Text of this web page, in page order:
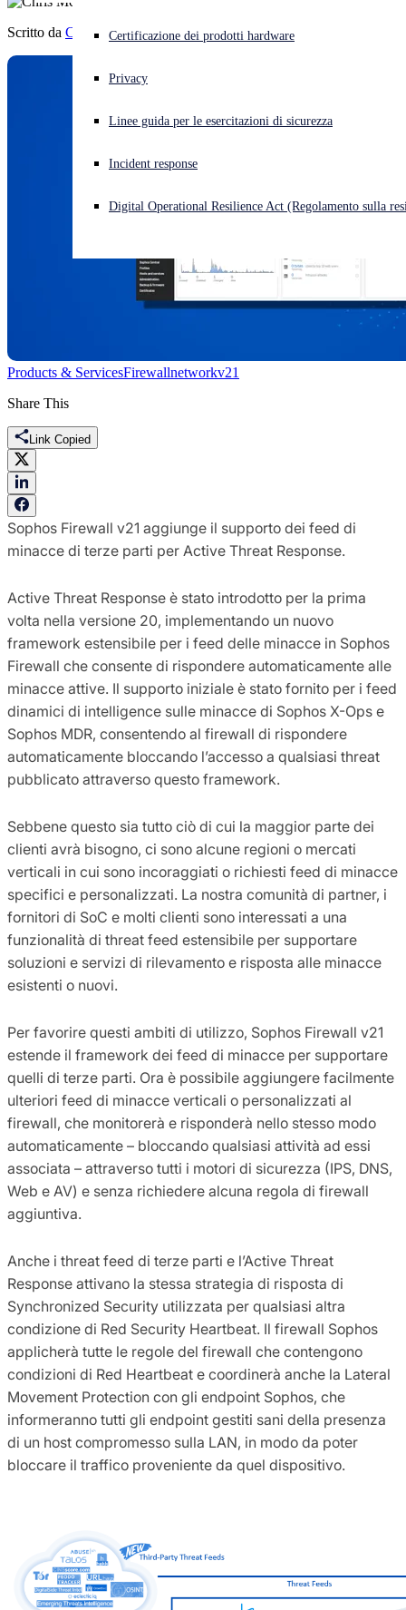
Cyberattacco in corso? Ottieni assistenza immediata
Open language switcher
Certificazione dei prodotti hardware
Privacy
Linee guida per le esercitazioni di sicurezza
Incident response
Digital Operational Resilience Act (Regolamento sulla
Scritto da Chris McCormack
Products & ServicesFirewallnetworkv21
Share This
Link Copied
Sophos Firewall v21 aggiunge il supporto dei feed di
minacce di terze parti per Active Threat Response.
Active Threat Response è stato introdotto per la prima
volta nella versione 20, implementando un nuovo
framework estensibile per i feed delle minacce in Sophos
Firewall che consente di rispondere automaticamente alle
minacce attive. Il supporto iniziale è stato fornito per i feed
dinamici di intelligence sulle minacce di Sophos X-Ops e
Sophos MDR, consentendo al firewall di rispondere
automaticamente bloccando l’accesso a qualsiasi threat
pubblicato attraverso questo framework.
Sebbene questo sia tutto ciò di cui la maggior parte dei
clienti avrà bisogno, ci sono alcune regioni o mercati
verticali in cui sono incoraggiati o richiesti feed di minacce
specifici e personalizzati. La nostra comunità di partner, i
fornitori di SoC e molti clienti sono interessati a una
funzionalità di threat feed estensibile per supportare
soluzioni e servizi di rilevamento e risposta alle minacce
esistenti o nuovi.
Per favorire questi ambiti di utilizzo, Sophos Firewall v21
estende il framework dei feed di minacce per supportare
quelli di terze parti. Ora è possibile aggiungere facilmente
ulteriori feed di minacce verticali o personalizzati al
firewall, che monitorerà e risponderà nello stesso modo
automaticamente – bloccando qualsiasi attività ad essi
associata – attraverso tutti i motori di sicurezza (IPS, DNS,
Web e AV) e senza richiedere alcuna regola di firewall
aggiuntiva.
Anche i threat feed di terze parti e l’Active Threat
Response attivano la stessa strategia di risposta di
Synchronized Security utilizzata per qualsiasi altra
condizione di Red Security Heartbeat. Il firewall Sophos
applicherà tutte le regole del firewall che contengono
condizioni di Red Heartbeat e coordinerà anche la Lateral
Movement Protection con gli endpoint Sophos, che
informeranno tutti gli endpoint gestiti sani della presenza
di un host compromesso sulla LAN, in modo da poter
bloccare il traffico proveniente da quel dispositivo.